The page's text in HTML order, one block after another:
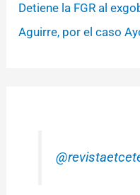
Detiene la FGR al
Aguirre, por el caso